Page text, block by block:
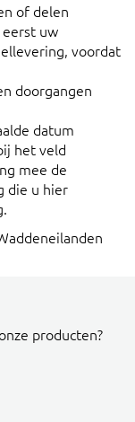
of delen
uw
voordat
doorgangen
datum
het veld
mee de
die u hier
producten?